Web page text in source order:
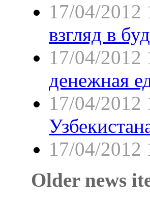
17/04/2012
взгляд в
17/04/2012
денежная
17/04/2012
17/04/2012
Older news